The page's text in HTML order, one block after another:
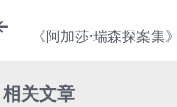
《阿加莎·瑞森探案集
相关文章